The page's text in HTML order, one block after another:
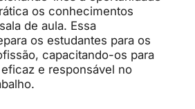
os conhecimentos
de aula. Essa
os estudantes para os
capacitando-os para
e responsável no